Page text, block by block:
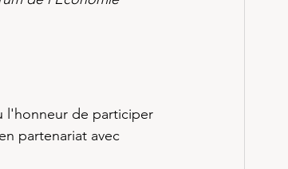
l'honneur de participer
partenariat avec